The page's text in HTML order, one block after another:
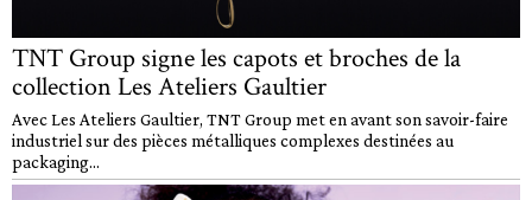
TNT Group signe les capots et broches de la
collection Les Ateliers Gaultier
Avec Les Ateliers Gaultier, TNT Group met en avant son savoir-faire
industriel sur des pièces métalliques complexes destinées au
packaging...